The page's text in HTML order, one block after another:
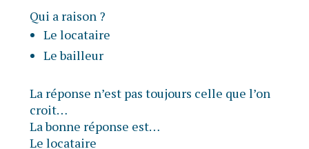
Qui a raison ?
Le locataire
Le bailleur
La réponse n’est pas toujours celle que l’on
croit…
La bonne réponse est…
Le locataire